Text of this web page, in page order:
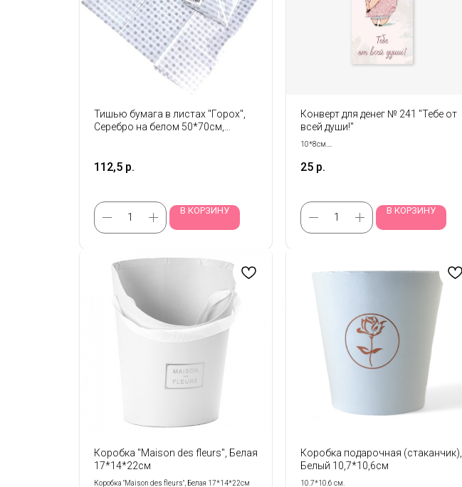
Тишью бумага в листах "Горох",
Серебро на белом 50*70см,
112,5 р.
В КОРЗИНУ
Конверт для денег № 241 "Тебе от
всей души!"
10*8см.
25 р.
В КОРЗИНУ
Коробка "Maison des fleurs", Белая
17*14*22см
Коробка "Maison des fleurs", Белая 17*14*22см
Коробка подарочная (стаканчик),
Белый 10,7*10,6см
10.7*10.6 см.